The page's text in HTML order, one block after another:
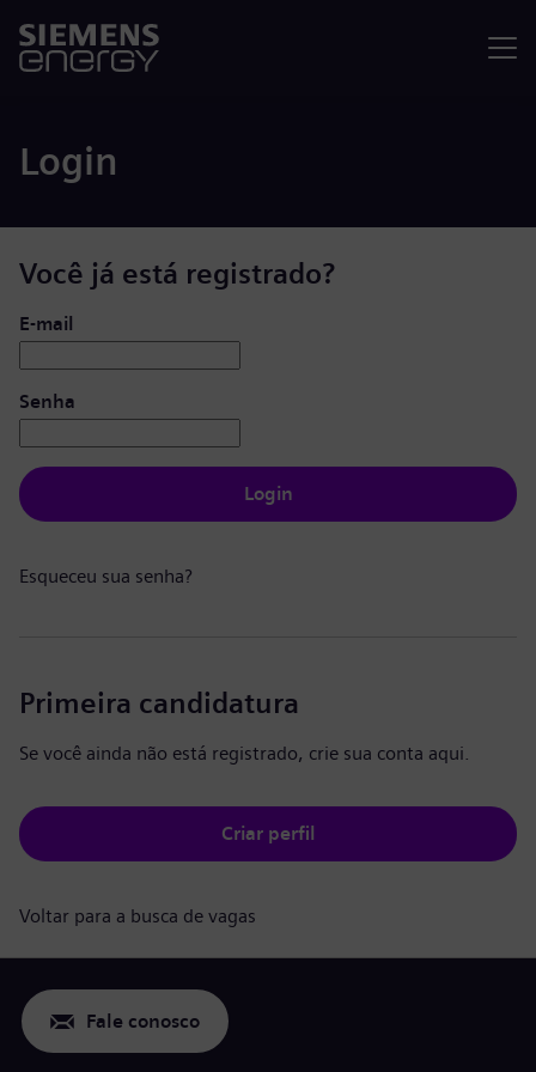
Login
Você já está registrado?
Login: usuário e senha
E-mail
Senha
Login
Esqueceu sua senha?
Primeira candidatura
Se você ainda não está registrado, crie sua conta aqui.
Criar perfil
Voltar para a busca de vagas
Fale conosco